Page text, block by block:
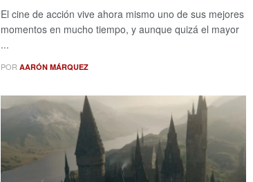
El cine de acción vive ahora mismo uno de sus mejores
momentos en mucho tiempo, y aunque quizá el mayor
...
POR AARÓN MÁRQUEZ